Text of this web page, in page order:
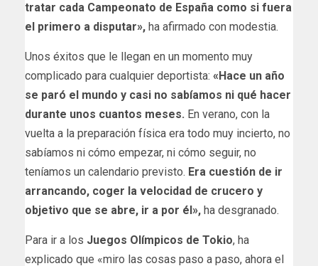
tratar cada Campeonato de España como si fuera
el primero a disputar», ha afirmado con modestia.
Unos éxitos que le llegan en un momento muy
complicado para cualquier deportista: «Hace un año
se paró el mundo y casi no sabíamos ni qué hacer
durante unos cuantos meses. En verano, con la
vuelta a la preparación física era todo muy incierto, no
sabíamos ni cómo empezar, ni cómo seguir, no
teníamos un calendario previsto. Era cuestión de ir
arrancando, coger la velocidad de crucero y
objetivo que se abre, ir a por él», ha desgranado.
Para ir a los Juegos Olímpicos de Tokio, ha
explicado que «miro las cosas paso a paso, ahora el